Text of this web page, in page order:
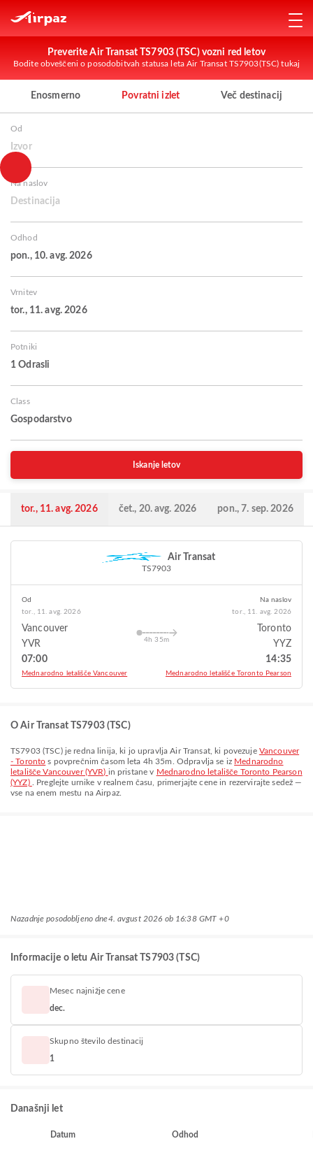
Preverite Air Transat TS7903 (TSC) vozni red letov
Bodite obveščeni o posodobitvah statusa leta Air Transat TS7903(TSC) tukaj
Enosmerno Povratni izlet Več destinacij
Od
Izvor
Na naslov
Destinacija
Odhod
pon., 10. avg. 2026
Vrnitev
tor., 11. avg. 2026
Potniki
1 Odrasli
Class
Gospodarstvo
Iskanje letov
tor., 11. avg. 2026 čet., 20. avg. 2026 pon., 7. sep. 2026
Air Transat
TS7903
Od
tor., 11. avg. 2026
Vancouver
YVR
07:00
Mednarodno letališče Vancouver
4h 35m
Na naslov
tor., 11. avg. 2026
Toronto
YYZ
14:35
Mednarodno letališče Toronto Pearson
O Air Transat TS7903 (TSC)
TS7903(TSC) je redna linija, ki jo upravljaAir Transat, ki povezuje Vancouver
- Toronto s povprečnim časom leta 4h 35m . Odpravlja se iz Mednarodno
letališče Vancouver (YVR) in pristane v Mednarodno letališče Toronto Pearson
(YYZ)
. Preglejte urnike v realnem času, primerjajte cene in rezervirajte sedež —
vse na enem mestu na Airpaz.
Nazadnje posodobljeno dne4. avgust 2026 ob 16:38 GMT +0
Informacije o letu Air Transat TS7903 (TSC)
Mesec najnižje cene
dec.
Skupno število destinacij
1
Današnji let
Datum Odhod